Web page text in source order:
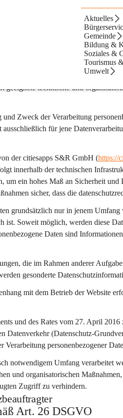
Aktuelles
Gemeinde
Bildung &
Soziales &
Tourismus
Umwelt
der Website
und vertrauliche Umgang mit
verarbeitet
geeignete technische und
Zweck der Verarbeitung
ausschließlich für jene
der citiesapps S&R GmbH (https://
innerhalb der technischen
um ein hohes Maß an Sicherheit
sicher, dass die
grundsätzlich nur in jenem
ist. Soweit möglich, werden diese
Daten sind
die im Rahmen anderer
gesonderte
mit dem Betrieb der Website
und des Rates vom 27. April
Datenverkehr (Datenschutz-
Verarbeitung personenbezogener
notwendigem Umfang verarbeitet
und organisatorischen
Zugriff zu verhindern.
Art. 26 DSGVO